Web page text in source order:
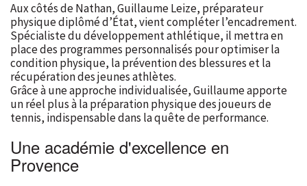
Aux côtés de Nathan, Guillaume Leize, préparateur
physique diplômé d’État, vient compléter l’encadrement.
Spécialiste du développement athlétique, il mettra en
place des programmes personnalisés pour optimiser la
condition physique, la prévention des blessures et la
récupération des jeunes athlètes.
Grâce à une approche individualisée, Guillaume apporte
un réel plus à la préparation physique des joueurs de
tennis, indispensable dans la quête de performance.
Une académie d'excellence en
Provence